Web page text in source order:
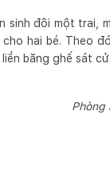
sinh đôi một trai,
hai bé. Theo
băng ghế sát
Phòng